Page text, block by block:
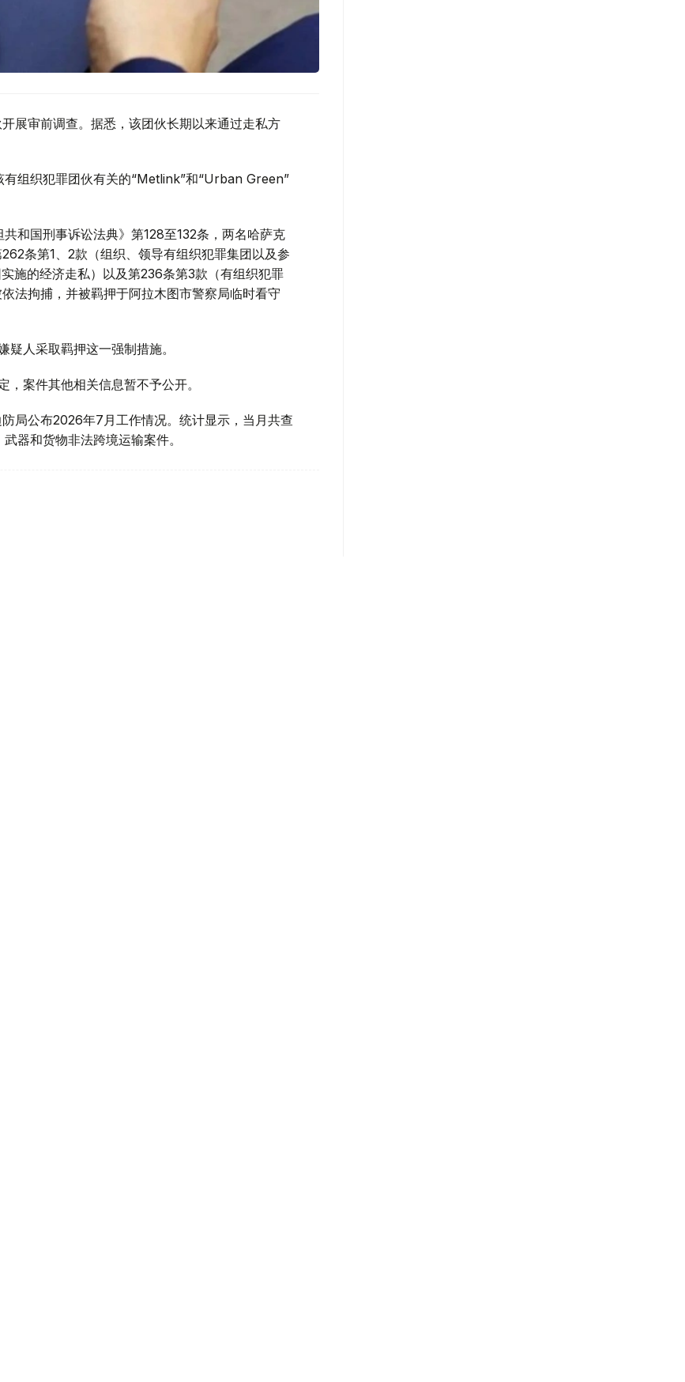
展审前调查。据悉，该团伙长期以来通过走私方
组织犯罪团伙有关的“Metlink”和“Urban Green”
和国刑事诉讼法典》第128至132条，两名哈萨克
条第1、2款（组织、领导有组织犯罪集团以及参
施的经济走私）以及第236条第3款（有组织犯罪
法拘捕，并被羁押于阿拉木图市警察局临时看守
人采取羁押这一强制措施。
案件其他相关信息暂不予公开。
局公布2026年7月工作情况。统计显示，当月共查
器和货物非法跨境运输案件。